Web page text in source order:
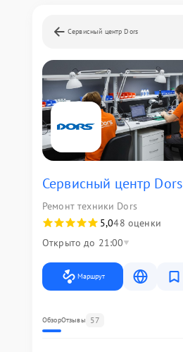
Сервисный центр Dors
Сервисный центр Dors
Ремонт техники Dors
5,048 оценки
Открыто до 21:00
Маршрут
ОбзорОтзывы 57